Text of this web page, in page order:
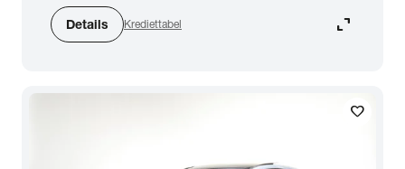
Details Krediettabel expand_content
favorite